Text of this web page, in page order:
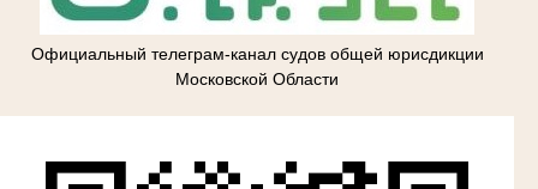
Официальный телеграм-канал судов общей юрисдикции
Московской Области